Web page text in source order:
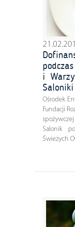
i
Ośrodek
Fundacji
Salonik
Świeżych